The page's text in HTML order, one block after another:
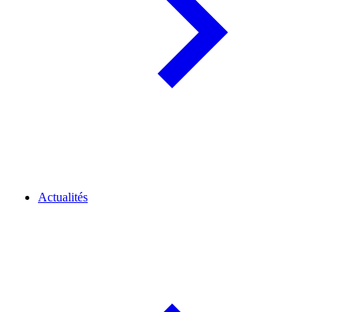
Actualités